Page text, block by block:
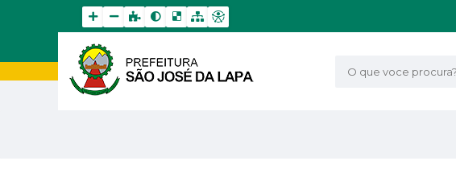
O que voce procura?